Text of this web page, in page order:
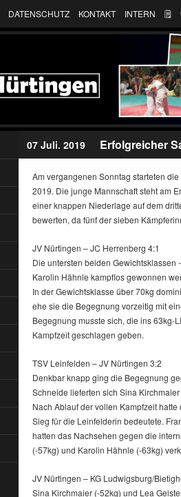
DATENSCHUTZ KONTAKT INTERN 🗒
07 Juli. 2019 Erfolgreicher
Am vergangenen Sonntag starteten
2019. Die junge Mannschaft steht am
einer knappen Niederlage auf dem
bewerten, da fünf der sieben
JV Nürtingen – JC Herrenberg 4:1
Die untersten beiden
Karolin Hähnle kampflos gewonnen
In der Gewichtsklasse über 70kg
ehe sie die Begegnung vorzeitig mit
Begegnung musste sich, die ins 63kg-
Kampfzeit geschlagen geben.
TSV Leinfelden – JV Nürtingen 3:2
Denkbar knapp ging die Begegnung
Schneide lieferten sich Sina
Nach Ablauf der vollen Kampfzeit
Sieg für die Leinfelderin bedeutete.
hatten das Nachsehen gegen die
(-57kg) und Karolin Hähnle (-63kg)
JV Nürtingen – KG Ludwigsburg/
Sina Kirchmaier (-52kg) und Lea